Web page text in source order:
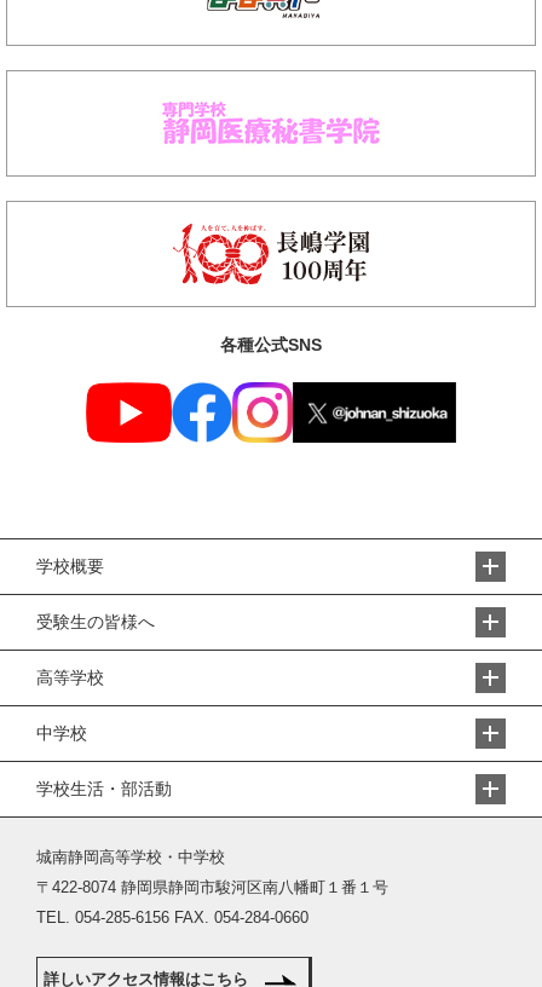
各種公式SNS
学校概要
受験生の皆様へ
高等学校
中学校
学校生活・部活動
城南静岡高等学校・中学校
〒422-8074 静岡県静岡市駿河区南八幡町１番１号
TEL. 054-285-6156 FAX. 054-284-0660
詳しいアクセス情報はこちら